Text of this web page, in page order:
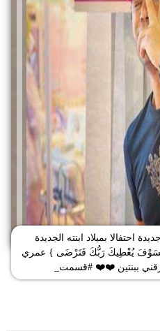
احتفالا بميلاد ابنته الجديدة
يُعْطِيكَ رَبُّكَ فَتَرْضَى } عمري
ببنتين ❤️❤️ #قسمت_